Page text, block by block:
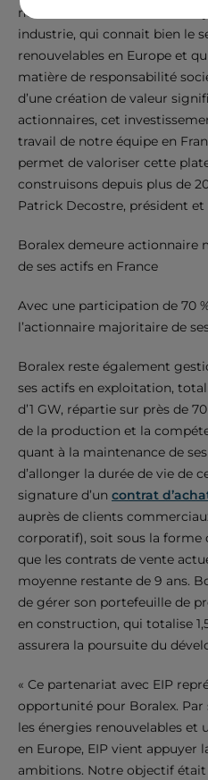
nos ambitions aux côtés d’un
industrie, qui connait bien le
renouvelables en Europe et
matière de responsabilité
d’une création de valeur
actionnaires, cet
travail de notre équipe en
permet de valoriser cette
construisons depuis plus de
Patrick Decostre, président
Boralex demeure actionnaire
de ses actifs en France
Avec une participation de 70
l’actionnaire majoritaire de
Boralex reste également
ses actifs en exploitation,
d’1 GW, répartie sur près de
de la production et la
quant à la maintenance de
d’allonger la durée de vie de
signature d’un contrat
auprès de clients
corporatif), soit sous la forme
que les contrats de vente
moyenne restante de 9 ans.
de gérer son portefeuille de
en construction, qui totalise
assurera la poursuite du
« Ce partenariat avec EIP
opportunité pour Boralex. Par
les énergies renouvelables
en Europe, EIP vient appuyer
ambitions. Notre objectif